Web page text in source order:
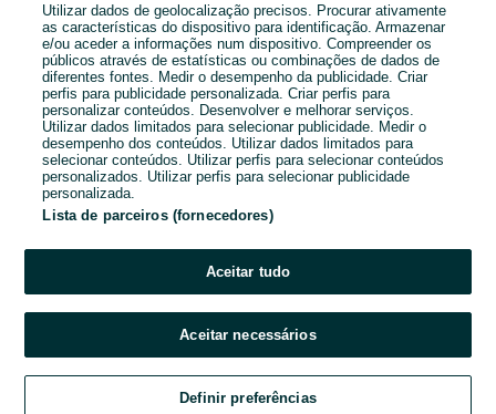
Email
Password
Ao entrares na tua conta, estás a aceitar os Termos e Condições
Utilizar dados de geolocalização precisos. Procurar ativamente
as características do dispositivo para identificação. Armazenar
e/ou aceder a informações num dispositivo. Compreender os
públicos através de estatísticas ou combinações de dados de
diferentes fontes. Medir o desempenho da publicidade. Criar
perfis para publicidade personalizada. Criar perfis para
personalizar conteúdos. Desenvolver e melhorar serviços.
Utilizar dados limitados para selecionar publicidade. Medir o
desempenho dos conteúdos. Utilizar dados limitados para
selecionar conteúdos. Utilizar perfis para selecionar conteúdos
personalizados. Utilizar perfis para selecionar publicidade
personalizada.
Lista de parceiros (fornecedores)
Aceitar tudo
Aceitar necessários
Definir preferências